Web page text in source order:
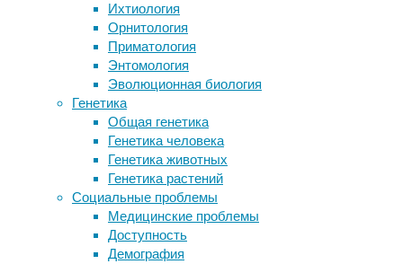
Ихтиология
Орнитология
Приматология
Энтомология
Эволюционная биология
Генетика
Общая генетика
Генетика человека
Генетика животных
Генетика растений
Социальные проблемы
Медицинские проблемы
Доступность
Демография
удалось
примерно
на
треть
сократить
количество
тиков
19
пациентов
с
синдромом
Туретта
Следите за новостями